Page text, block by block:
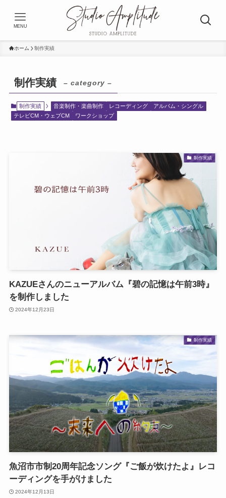
MENU
ホーム 制作実績
制作実績 – category –
制作実績 音楽制作・楽曲制作 レコーディング
アルバム・シングル
テレビCM・ウェブCM
ワークショップ
制作実績
KAZUEさんのニューアルバム『碧の記憶は午前3時』
を制作しました
2024年12月23日
制作実績
魚沼市市制20周年記念ソング『ご飯が炊けたよ』レコ
ーディングを手がけました
2024年12月13日